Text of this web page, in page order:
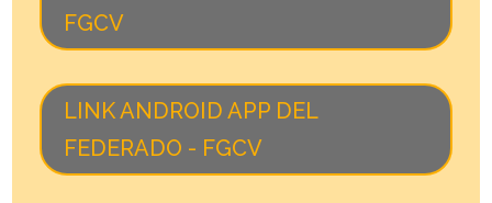
FGCV
LINK ANDROID APP DEL
FEDERADO - FGCV